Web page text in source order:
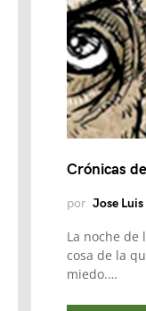
Crónicas
por Jose
La noche de
cosa de la
miedo.…